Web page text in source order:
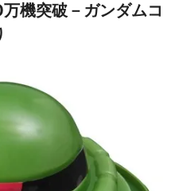
機突破－ガンダムコ